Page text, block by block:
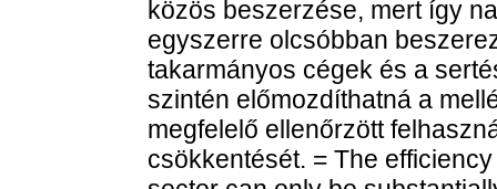
közös beszerzése, mert így
egyszerre olcsóbban
takarmányos cégek és a
szintén előmozdíthatná a
megfelelő ellenőrzött
csökkentését. = The